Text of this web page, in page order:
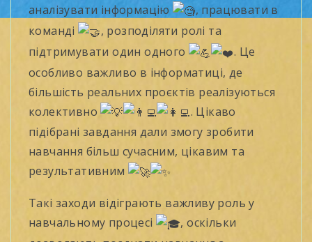
аналізувати інформацію
, працювати в
команді
, розподіляти ролі та
підтримувати один одного
. Це
особливо важливо в інформатиці, де
більшість реальних проєктів реалізуються
колективно
. Цікаво
підібрані завдання дали змогу зробити
навчання більш сучасним, цікавим та
результативним
Такі заходи відіграють важливу роль у
навчальному процесі
, оскільки